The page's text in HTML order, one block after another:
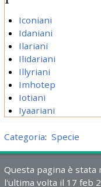
Iconiani
Idaniani
Ilariani
Ilidariani
Illyriani
Imhotep
Iotiani
Iyaariani
Categoria: Specie
Questa pagina è stata
l'ultima volta il 17 feb